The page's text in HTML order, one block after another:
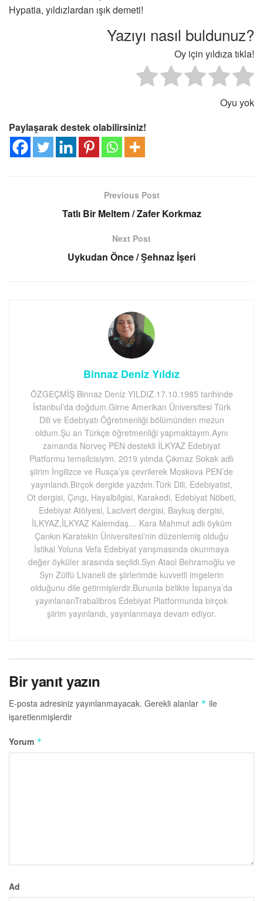
Hypatia, yıldızlardan ışık demeti!
Yazıyı nasıl buldunuz?
Oy için yıldıza tıkla!
Oyu yok
Paylaşarak destek olabilirsiniz!
Previous Post
Tatlı Bir Meltem / Zafer Korkmaz
Next Post
Uykudan Önce / Şehnaz İşeri
Binnaz Deniz Yıldız
ÖZGEÇMİŞ Binnaz Deniz YILDIZ.17.10.1985 tarihinde
İstanbul’da doğdum.Girne Amerikan Üniversitesi Türk
Dili ve Edebiyatı Öğretmenliği bölümünden mezun
oldum.Şu an Türkçe öğretmenliği yapmaktayım.Aynı
zamanda Norveç PEN destekli İLKYAZ Edebiyat
Platformu temsilcisiyim. 2019 yılında Çıkmaz Sokak adlı
şiirim İngilizce ve Rusça’ya çevrilerek Moskova PEN’de
yayınlandı.Birçok dergide yazdım.Türk Dili, Edebiyatist,
Ot dergisi, Çıngı, Hayalbilgisi, Karakedi, Edebiyat Nöbeti,
Edebiyat Atölyesi, Lacivert dergisi, Baykuş dergisi,
İLKYAZ,İLKYAZ Kalemdaş… Kara Mahmut adlı öyküm
Çankırı Karatekin Üniversitesi’nin düzenlemiş olduğu
İstikal Yoluna Vefa Edebiyat yarışmasında okunmaya
değer öyküler arasında seçildi.Syn Ataol Behramoğlu ve
Syn Zülfü Livaneli de şiirlerimde kuvvetli imgelerin
olduğunu dile getirmişlerdir.Bununla birlikte İspanya’da
yayınlananTrabalibros Edebiyat Platformunda birçok
şiirim yayınlandı, yayınlanmaya devam ediyor.
Bir yanıt yazın
E-posta adresiniz yayınlanmayacak. Gerekli alanlar * ile
işaretlenmişlerdir
Yorum *
Ad